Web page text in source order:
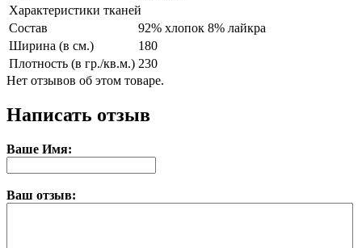
Характеристики тканей
Состав
92% хлопок 8% лайкра
Ширина (в см.)
180
Плотность (в гр./кв.м.) 230
Нет отзывов об этом товаре.
Написать отзыв
Ваше Имя:
Ваш отзыв: